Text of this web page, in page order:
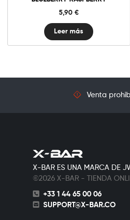
5,90 €
Leer más
Venta
X-BAR ES UNA MARCA DE
©2026 X-BAR - TIENDA
+33 1 44 65 00 06
SUPPORT@X-BAR.CO